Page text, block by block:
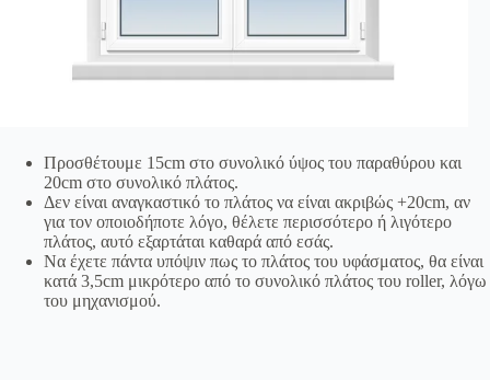
Προσθέτουμε 15cm στο συνολικό ύψος του παραθύρου και
20cm στο συνολικό πλάτος.
Δεν είναι αναγκαστικό το πλάτος να είναι ακριβώς +20cm, αν
για τον οποιοδήποτε λόγο, θέλετε περισσότερο ή λιγότερο
πλάτος, αυτό εξαρτάται καθαρά από εσάς.
Να έχετε πάντα υπόψιν πως το πλάτος του υφάσματος, θα είναι
κατά 3,5cm μικρότερο από το συνολικό πλάτος του roller, λόγω
του μηχανισμού.